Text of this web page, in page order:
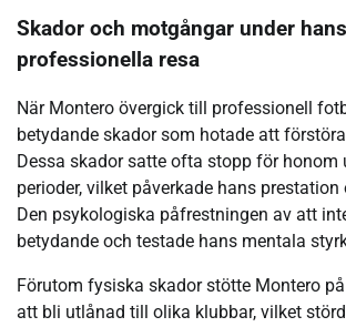
Skador och motgångar under hans
professionella resa
När Montero övergick till professionell
betydande skador som hotade att
Dessa skador satte ofta stopp för honom
perioder, vilket påverkade hans
Den psykologiska påfrestningen av att
betydande och testade hans mentala
Förutom fysiska skador stötte Montero
att bli utlånad till olika klubbar, vilket